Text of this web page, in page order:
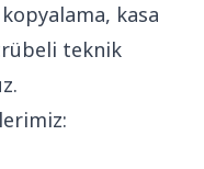
kasa
teknik